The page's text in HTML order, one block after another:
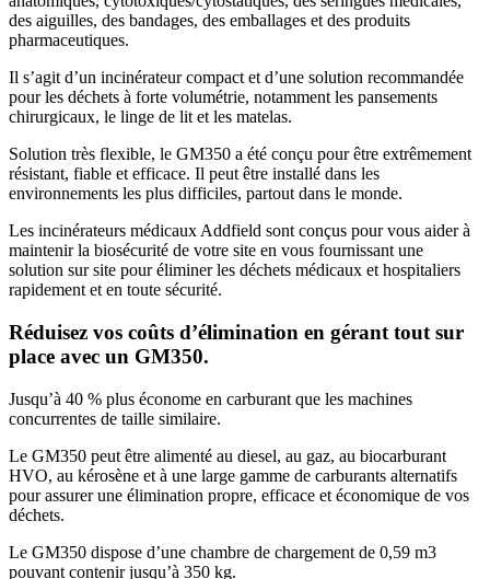
des aiguilles, des bandages, des emballages et des produits
pharmaceutiques.
Il s’agit d’un incinérateur compact et d’une solution recommandée
pour les déchets à forte volumétrie, notamment les pansements
chirurgicaux, le linge de lit et les matelas.
Solution très flexible, le GM350 a été conçu pour être extrêmement
résistant, fiable et efficace. Il peut être installé dans les
environnements les plus difficiles, partout dans le monde.
Les incinérateurs médicaux Addfield sont conçus pour vous aider à
maintenir la biosécurité de votre site en vous fournissant une
solution sur site pour éliminer les déchets médicaux et hospitaliers
rapidement et en toute sécurité.
Réduisez vos coûts d’élimination en gérant tout sur
place avec un GM350.
Jusqu’à 40 % plus économe en carburant que les machines
concurrentes de taille similaire.
Le GM350 peut être alimenté au diesel, au gaz, au biocarburant
HVO, au kérosène et à une large gamme de carburants alternatifs
pour assurer une élimination propre, efficace et économique de vos
déchets.
Le GM350 dispose d’une chambre de chargement de 0,59 m3
pouvant contenir jusqu’à 350 kg.